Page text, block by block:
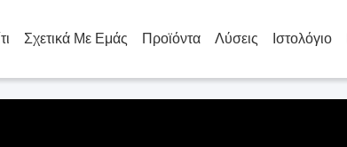
Σχετικά Με Εμάς Προϊόντα Λύσεις Ιστολόγιο